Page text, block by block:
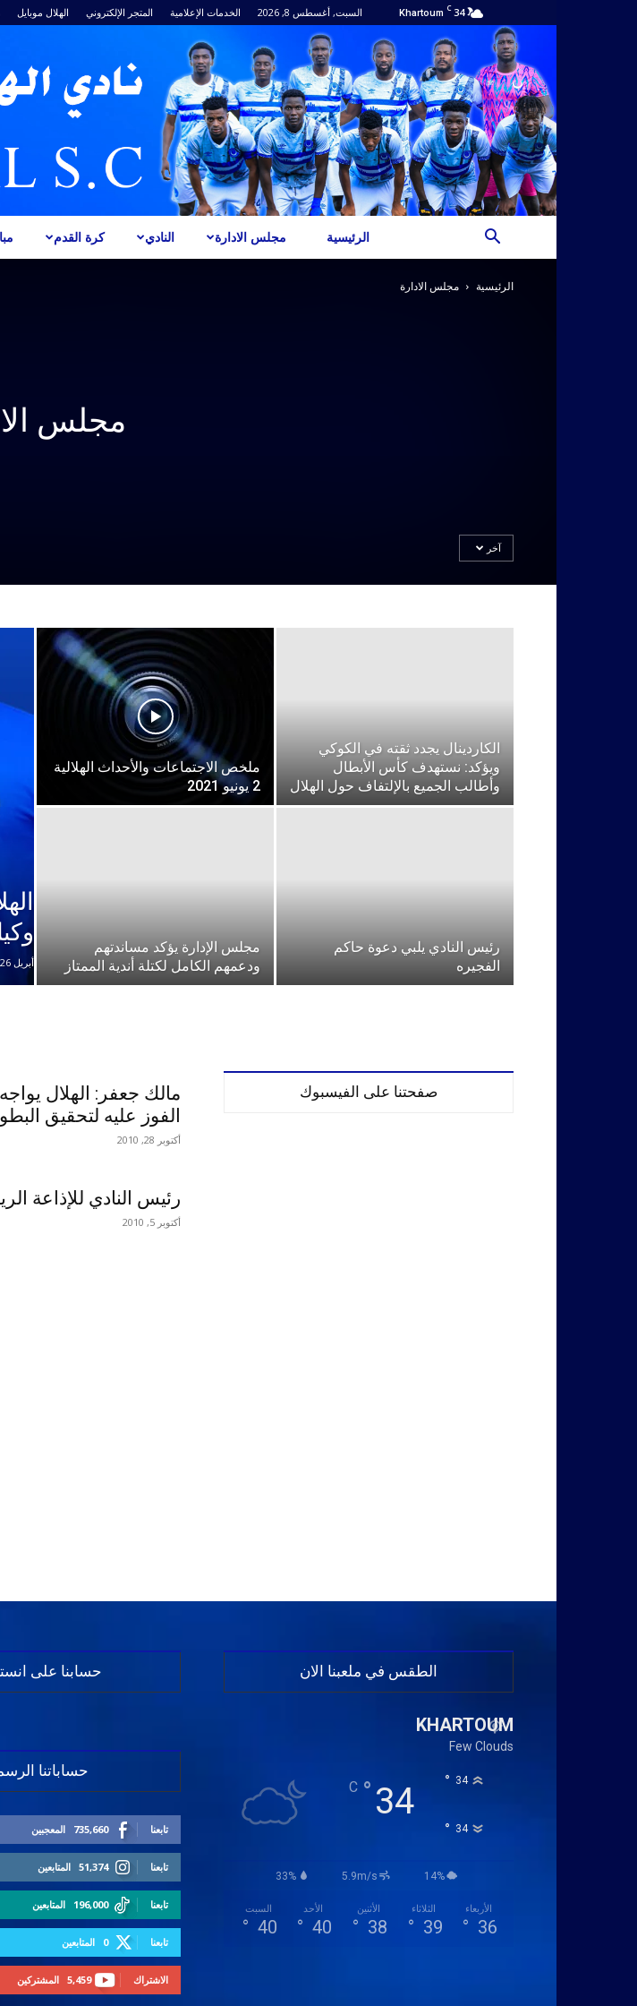
34
C
Khartoum السبت, أغسطس 8, 2026 الخدمات الإعلامية المتجر الإلكتروني الهلال موبايل
كرة القدم النادي مجلس الادارة الرئيسية
الرئيسية مجلس الادارة
مجلس
آخر
أبريل 26, 2022
ملخص الاجتماعات والأحداث الهلالية
2 يونيو 2021
الكاردينال يجدد ثقته في الكوكي
ويؤكد: نستهدف كأس الأبطال
وأطالب الجميع بالإلتفاف حول الهلال
مجلس الإدارة يؤكد مساندتهم
ودعمهم الكامل لكتلة أندية الممتاز
رئيس النادي يلبي دعوة حاكم
الفجيره
مالك جعفر: الهلال
الفوز عليه لتحقيق
أكتوبر 28, 2010
رئيس النادي للإذاعة
أكتوبر 5, 2010
صفحتنا على الفيسبوك
حسابنا على
حساباتنا
735,660 المعجبين تابعنا
51,374 المتابعين تابعنا
196,000 المتابعين تابعنا
0 المتابعين تابعنا
5,459 المشتركين الاشتراك
الطقس في ملعبنا الان
KHARTOUM
Few Clouds
34
°
C 34
°
34
°
33% 5.9m/s 14%
السبت
40
°
الأحد
40
°
الأثنين
38
°
الثلاثاء
39
°
الأربعاء
36
°